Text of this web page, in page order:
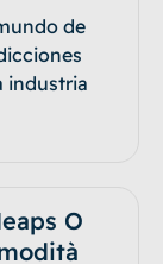
de
industria
O